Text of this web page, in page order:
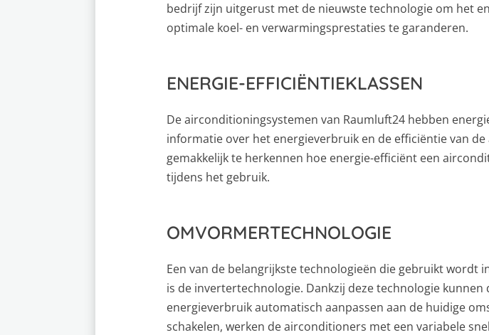
bedrijf zijn uitgerust met de nieuwste technologie om het
optimale koel- en verwarmingsprestaties te garanderen.
ENERGIE-EFFICIËNTIEKLASSEN
De airconditioningsystemen van Raumluft24 hebben
informatie over het energieverbruik en de efficiëntie van
gemakkelijk te herkennen hoe energie-efficiënt een
tijdens het gebruik.
OMVORMERTECHNOLOGIE
Een van de belangrijkste technologieën die gebruikt
is de invertertechnologie. Dankzij deze technologie
energieverbruik automatisch aanpassen aan de huidige
schakelen, werken de airconditioners met een variabele